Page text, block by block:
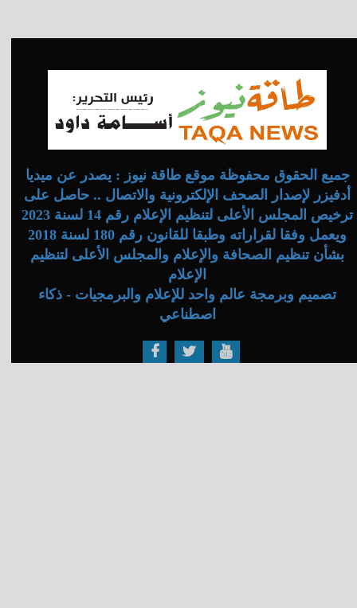
جميع الحقوق محفوظة موقع طاقة نيوز : يصدر عن ميديا
أدفيزر لإصدار الصحف الإلكترونية والاتصال .. حاصل على
ترخيص المجلس الأعلى لتنظيم الإعلام رقم 14 لسنة 2023
ويعمل وفقا لقراراته وطبقا للقانون رقم 180 لسنة 2018
بشأن تنظيم الصحافة والإعلام والمجلس الأعلى لتنظيم
الإعلام
تصميم وبرمجة عالم واحد للإعلام والبرمجيات - ذكاء
اصطناعي